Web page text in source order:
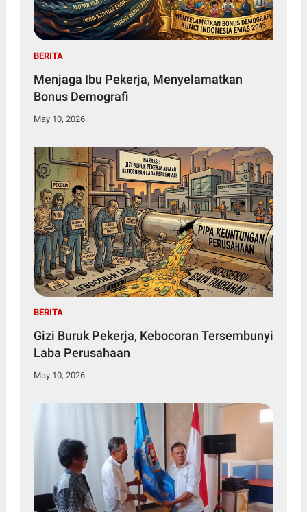
BERITA
Menjaga Ibu Pekerja, Menyelamatkan
Bonus Demografi
May 10, 2026
BERITA
Gizi Buruk Pekerja, Kebocoran Tersembunyi
Laba Perusahaan
May 10, 2026